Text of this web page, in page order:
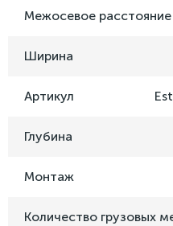
Межосевое расстояние
Ширина
Артикул
Глубина
Монтаж
Количество грузовых